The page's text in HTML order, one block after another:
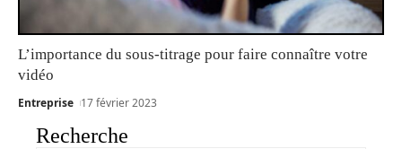
L’importance du sous-titrage pour faire connaître votre
vidéo
Entreprise 17 février 2023
Recherche